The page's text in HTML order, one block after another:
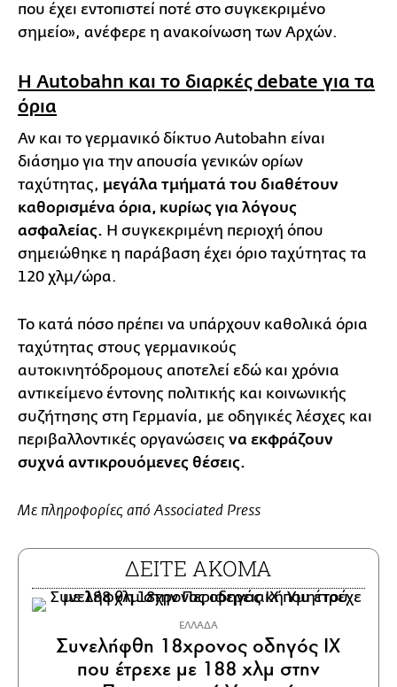
που έχει εντοπιστεί ποτέ στο συγκεκριμένο
σημείο», ανέφερε η ανακοίνωση των Αρχών.
Η Autobahn και το διαρκές debate για τα
όρια
Αν και το γερμανικό δίκτυο Autobahn είναι
διάσημο για την απουσία γενικών ορίων
ταχύτητας, μεγάλα τμήματά του διαθέτουν
καθορισμένα όρια, κυρίως για λόγους
ασφαλείας. Η συγκεκριμένη περιοχή όπου
σημειώθηκε η παράβαση έχει όριο ταχύτητας τα
120 χλμ/ώρα.
Το κατά πόσο πρέπει να υπάρχουν καθολικά όρια
ταχύτητας στους γερμανικούς
αυτοκινητόδρομους αποτελεί εδώ και χρόνια
αντικείμενο έντονης πολιτικής και κοινωνικής
συζήτησης στη Γερμανία, με οδηγικές λέσχες και
περιβαλλοντικές οργανώσεις να εκφράζουν
συχνά αντικρουόμενες θέσεις.
Με πληροφορίες από Associated Press
ΔΕΙΤΕ ΑΚΟΜΑ
ΕΛΛΑΔΑ
Συνελήφθη 18χρονος οδηγός ΙΧ
που έτρεχε με 188 χλμ στην